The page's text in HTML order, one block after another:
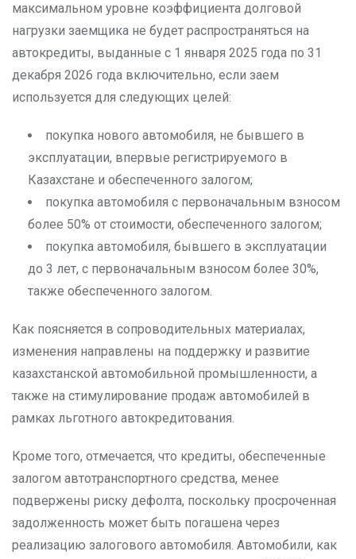
максимальном уровне коэффициента долговой
нагрузки заемщика не будет распространяться на
автокредиты, выданные с 1 января 2025 года по 31
декабря 2026 года включительно, если заем
используется для следующих целей:
покупка нового автомобиля, не бывшего в
эксплуатации, впервые регистрируемого в
Казахстане и обеспеченного залогом;
покупка автомобиля с первоначальным взносом
более 50% от стоимости, обеспеченного залогом;
покупка автомобиля, бывшего в эксплуатации
до 3 лет, с первоначальным взносом более 30%,
также обеспеченного залогом.
Как поясняется в сопроводительных материалах,
изменения направлены на поддержку и развитие
казахстанской автомобильной промышленности, а
также на стимулирование продаж автомобилей в
рамках льготного автокредитования.
Кроме того, отмечается, что кредиты, обеспеченные
залогом автотранспортного средства, менее
подвержены риску дефолта, поскольку просроченная
задолженность может быть погашена через
реализацию залогового автомобиля. Автомобили, как